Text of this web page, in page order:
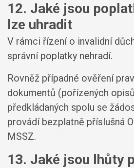
12. Jaké jsou
lze uhradit
V rámci řízení o invalidní
správní poplatky nehradí.
Rovněž případné ověření
dokumentů (pořízených
předkládaných spolu se
provádí bezplatně příslušná
MSSZ.
13. Jaké jsou lhůty